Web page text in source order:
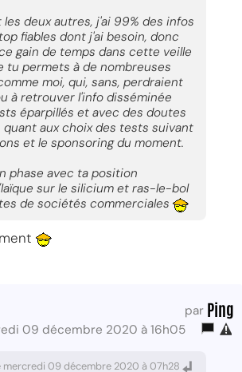
les deux autres, j'ai 99% des infos
fiables dont j'ai besoin, donc
gain de temps dans cette veille
tu permets à de nombreuses
moi, qui, sans, perdraient
à retrouver l'info disséminée
éparpillés et avec des doutes
quant aux choix des tests suivant
et le sponsoring du moment.
phase avec ta position
sur le silicium et ras-le-bol
de sociétés commerciales
par Ping
09 décembre 2020 à 16h05
mercredi 09 décembre 2020 à 07h28